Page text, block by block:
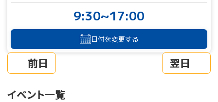
前日
9:30~17:00
日付を変更する
翌日
イベント一覧